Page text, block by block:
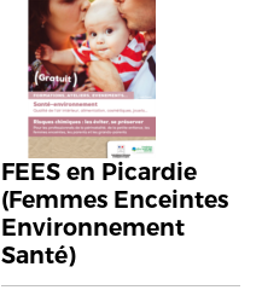
FEES en Picardie
(Femmes Enceintes
Environnement
Santé)